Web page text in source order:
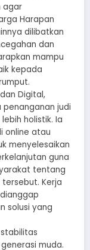
agar
Harapan
dilibatkan
dan
mampu
kepada
Digital,
judi
holistik. Ia
online atau
menyelesaikan
guna
tentang
Kerja
solusi yang
muda.